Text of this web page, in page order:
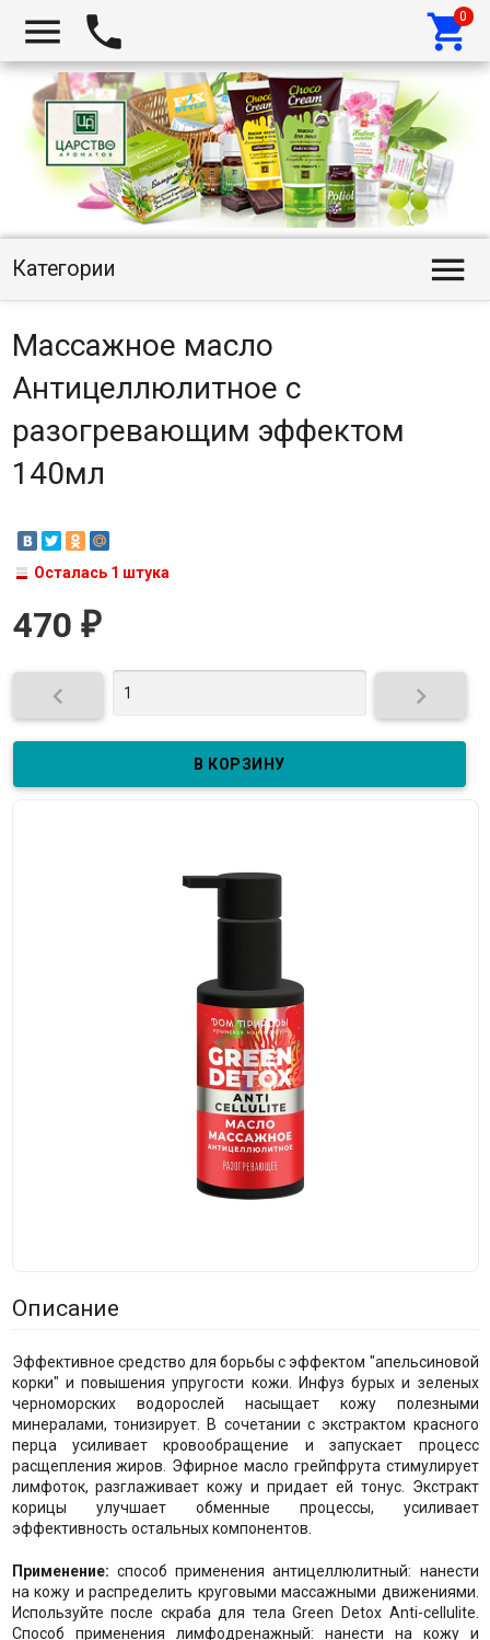
  
Категории 
Массажное масло
Антицеллюлитное с
разогревающим эффектом
140мл
Осталась 1 штука
470 ₽
 
Описание
Эффективное средство для борьбы с эффектом "апельсиновой
корки" и повышения упругости кожи. Инфуз бурых и зеленых
черноморских водорослей насыщает кожу полезными
минералами, тонизирует. В сочетании с экстрактом красного
перца усиливает кровообращение и запускает процесс
расщепления жиров. Эфирное масло грейпфрута стимулирует
лимфоток, разглаживает кожу и придает ей тонус. Экстракт
корицы улучшает обменные процессы, усиливает
эффективность остальных компонентов.
Применение: способ применения антицеллюлитный: нанести
на кожу и распределить круговыми массажными движениями.
Используйте после скраба для тела Green Detox Anti-cellulite.
Способ применения лимфодренажный: нанести на кожу и